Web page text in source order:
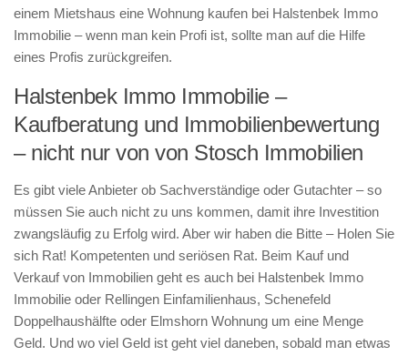
einem Mietshaus eine Wohnung kaufen bei Halstenbek Immo
Immobilie – wenn man kein Profi ist, sollte man auf die Hilfe
eines Profis zurückgreifen.
Halstenbek Immo Immobilie –
Kaufberatung und Immobilienbewertung
– nicht nur von von Stosch Immobilien
Es gibt viele Anbieter ob Sachverständige oder Gutachter – so
müssen Sie auch nicht zu uns kommen, damit ihre Investition
zwangsläufig zu Erfolg wird. Aber wir haben die Bitte – Holen Sie
sich Rat! Kompetenten und seriösen Rat. Beim Kauf und
Verkauf von Immobilien geht es auch bei Halstenbek Immo
Immobilie oder Rellingen Einfamilienhaus, Schenefeld
Doppelhaushälfte oder Elmshorn Wohnung um eine Menge
Geld. Und wo viel Geld ist geht viel daneben, sobald man etwas